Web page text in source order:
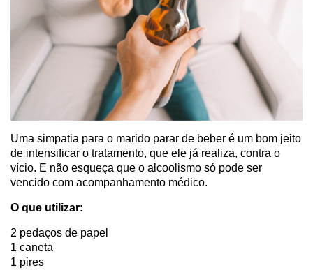
Uma simpatia para o marido parar de beber é um bom jeito
de intensificar o tratamento, que ele já realiza, contra o
vício. E não esqueça que o alcoolismo só pode ser
vencido com acompanhamento médico.
O que utilizar:
2 pedaços de papel
1 caneta
1 pires